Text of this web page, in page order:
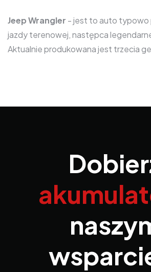
Jeep Wrangler - jest to auto typowo
jazdy terenowej, następca
Aktualnie produkowana jest trzecia